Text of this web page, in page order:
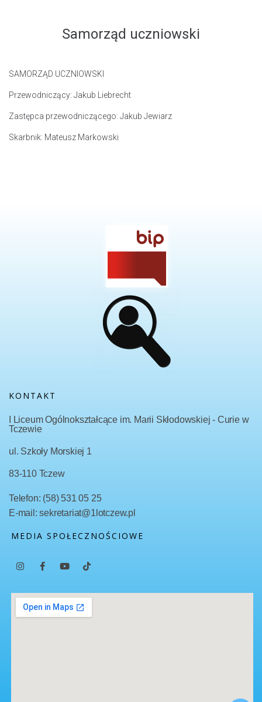
Samorząd uczniowski
SAMORZĄD UCZNIOWSKI
Przewodniczący: Jakub Liebrecht
Zastępca przewodniczącego: Jakub Jewiarz
Skarbnik: Mateusz Markowski
KONTAKT
I Liceum Ogólnokształcące im. Marii Skłodowskiej - Curie w
Tczewie
ul. Szkoły Morskiej 1
83-110 Tczew
Telefon: (58) 531 05 25
E-mail: sekretariat@1lotczew.pl
MEDIA SPOŁECZNOŚCIOWE